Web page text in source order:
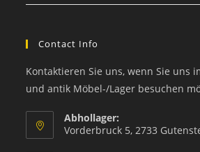
Contact Info
Kontaktieren Sie uns, wenn Sie uns
und antik Möbel-/Lager besuchen
Abhollager:
Vorderbruck 5, 2733